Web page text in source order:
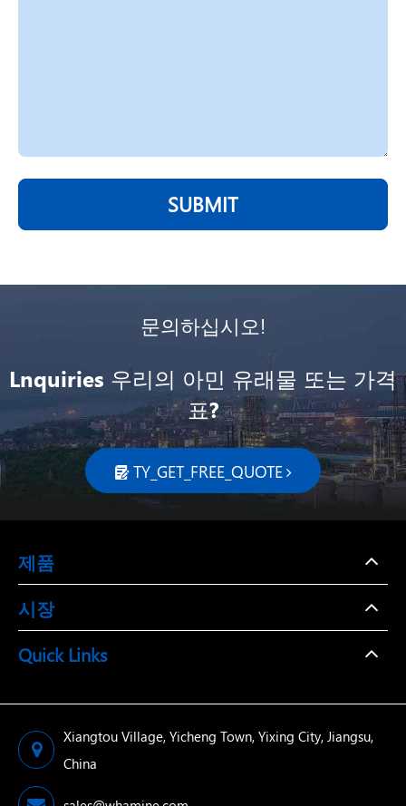
SUBMIT
문의하십시오!
Lnquiries 우리의 아민 유래물 또는 가격
표?
 TY_GET_FREE_QUOTE
제품
시장
Quick Links
Xiangtou Village, Yicheng Town, Yixing City, Jiangsu,
China